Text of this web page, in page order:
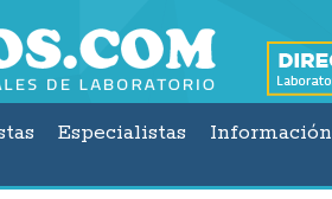
Especialistas Información